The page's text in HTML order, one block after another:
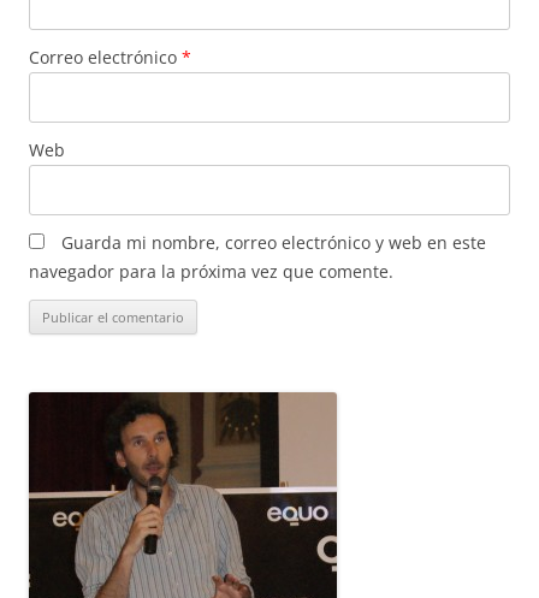
Correo electrónico *
Web
Guarda mi nombre, correo electrónico y web en este
navegador para la próxima vez que comente.